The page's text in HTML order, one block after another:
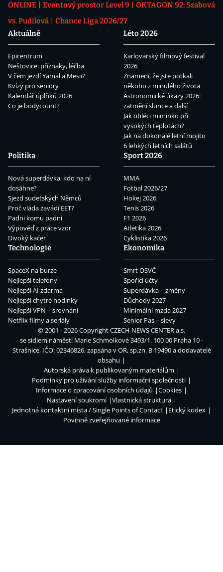
ONLINE Eventový prostor Level 9
OKTAGON 92: Szabová
vs. Pudilová
Chance Liga 2026/27
Aktuálně
Epicentrum
Neštovice: příznaky, léčba
V čem jezdí Yamal a Mesii?
Kvízy pro seniory
Kalendář úplňků 2026
Co je bodycount?
Léto 2026
Karlovarský filmový festival
2026
Znamení, že jste potkali
někoho z minulého života
Astronomické úkazy 2026:
zatmění slunce a další
Jak obléci miminko při
vysokých teplotách?
Jak na dokonalé letní mojito
6 lehkých letních salátů
Politika
Nová superdávka: kdo na ní
dosáhne?
Sjezd sudetských Němců
Proč vláda zavádí EET?
Padni komu padni
Výpověď z práce vzor
Divoký kačer
Sport 2026
MMA
Fotbal 2026/27
Hokej 2026
Tenis 2026
F1 2026
Atletika 2026
Cyklistika 2026
Technologie
SpaceX na burze
Nejlepší telefony
Nejlepší AI zdarma
Nejlepší chytré hodinky
Nejlepší VPN – srovnání
Netflix filmy a seriály
Ekonomika
Smrt OSVČ
Spořicí účty
Superdávka – změny
Důchody 2027
Minimální mzda 2027
Senior Pas – slevy
© 2001 - 2026 CopyrightCZECH NEWS CENTER a.s.
se sídlem náměstí Marie Schmolkové 3493/1, 100 00 Praha 10 -
Strašnice, IČO: 02346826, zapsána v OR, sp.zn. B 19490 a dodavatelé
obsahu
Autorská práva k publikovaným materiálům
Podmínky pro užívání služby informační společnosti
Informace o zpracování osobních údajů
Cookies
Nastavení soukromí
Vlastnická struktura
Jednotná kontaktní místa / Single Points of Contact
Etický kodex
Povinně zveřejňované informace